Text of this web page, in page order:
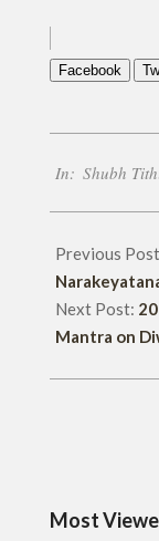
Facebook
10-
In: Shubh
Previous
Next Post:
Mantra on
Most